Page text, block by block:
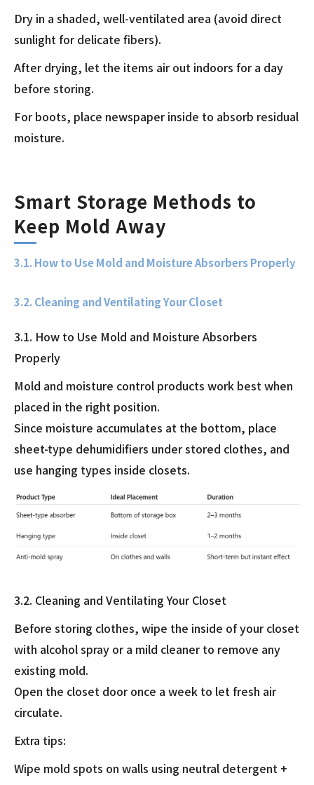
Dry in a shaded, well-ventilated area (avoid direct
sunlight for delicate fibers).
After drying, let the items air out indoors for a day
before storing.
For boots, place newspaper inside to absorb residual
moisture.
Smart Storage Methods to
Keep Mold Away
3.1. How to Use Mold and Moisture Absorbers Properly
3.2. Cleaning and Ventilating Your Closet
3.1. How to Use Mold and Moisture Absorbers
Properly
Mold and moisture control products work best when
placed in the right position.
Since moisture accumulates at the bottom, place
sheet-type dehumidifiers under stored clothes, and
use hanging types inside closets.
3.2. Cleaning and Ventilating Your Closet
Before storing clothes, wipe the inside of your closet
with alcohol spray or a mild cleaner to remove any
existing mold.
Open the closet door once a week to let fresh air
circulate.
Extra tips:
Wipe mold spots on walls using neutral detergent +